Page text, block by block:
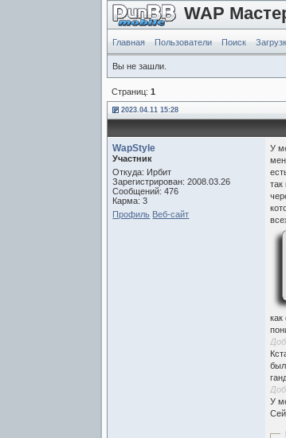
WAP
Главная Пользователи Поиск
Вы не зашли.
Страниц:1
2023.04.11 15:28
WapStyle
Участник
Откуда: Ирбит
Зарегистрирован: 2008.03.26
Сообщений: 476
Карма: 3
Профиль Веб-сайт
У
как
У